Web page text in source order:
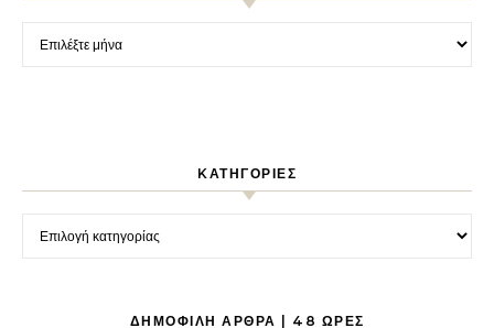
Ιστορικό
KΑΤΗΓΟΡΊΕΣ
Kατηγορίες
ΔΗΜΟΦΙΛΉ ΆΡΘΡΑ | 48 ΏΡΕΣ